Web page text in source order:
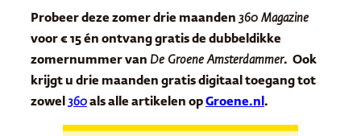
Probeer deze zomer drie maanden 360 Magazine
voor € 15 én ontvang gratis de dubbeldikke
zomernummer van De Groene Amsterdammer. Ook
krijgt u drie maanden gratis digitaal toegang tot
zowel 360 als alle artikelen op Groene.nl .